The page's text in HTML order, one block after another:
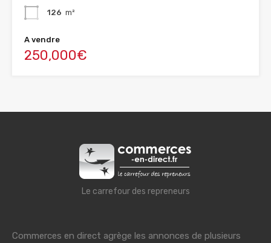
126 m²
A vendre
250,000€
Le carrefour des repreneurs
Commerces en direct agrège les annonces de plusieurs